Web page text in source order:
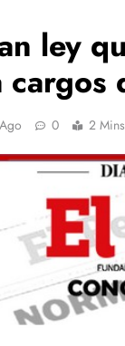
ley
0 2 Mins